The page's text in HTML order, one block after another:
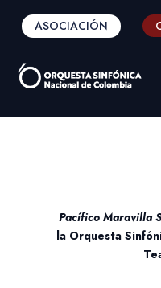
ASOCIACIÓN
Pacífico Maravilla
la Orquesta